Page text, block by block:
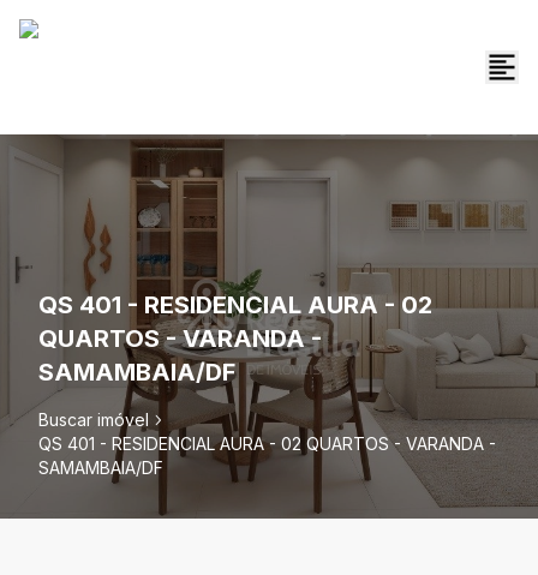
QS 401 - RESIDENCIAL AURA - 02
QUARTOS - VARANDA -
SAMAMBAIA/DF
Buscar imóvel
QS 401 - RESIDENCIAL AURA - 02 QUARTOS - VARANDA -
SAMAMBAIA/DF